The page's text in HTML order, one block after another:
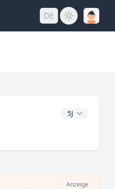
DE
CAGR Jahre
Anzeige